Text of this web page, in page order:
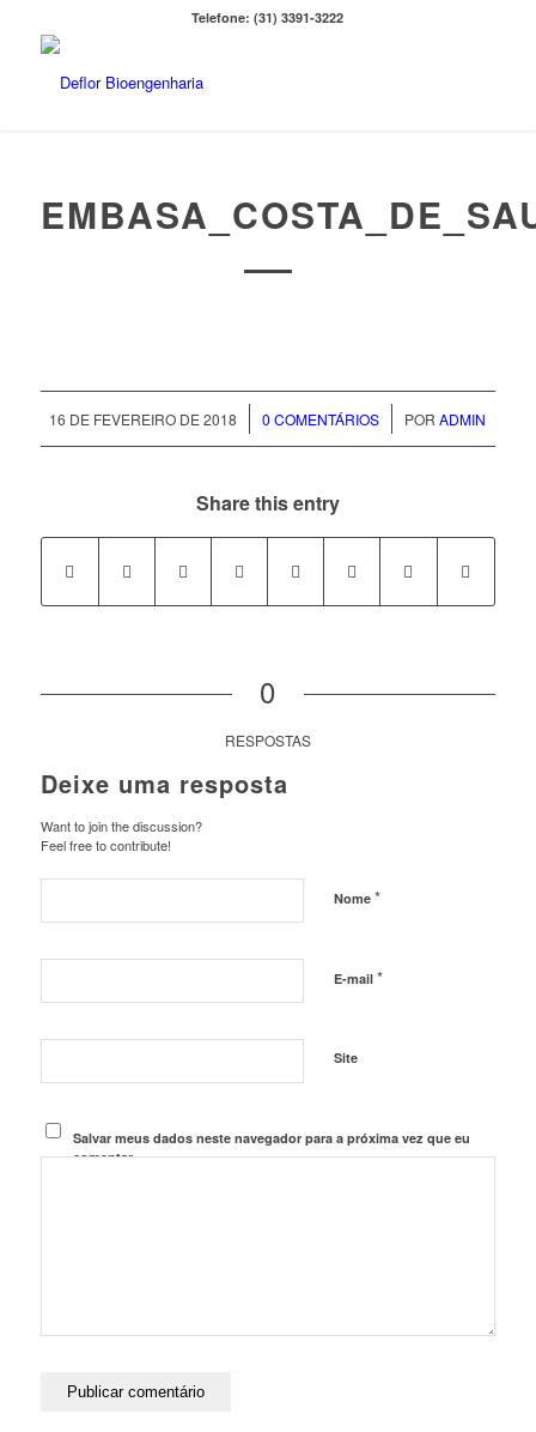
Telefone: (31) 3391-3222
16 DE FEVEREIRO DE 2018
/ 0 COMENTÁRIOS
/ PORADMIN
Share this entry
0
RESPOSTAS
Deixe uma resposta
Want to join the discussion?
Feel free to contribute!
Nome *
E-mail *
Site
Salvar meus dados neste navegador para a próxima vez que eu
comentar.